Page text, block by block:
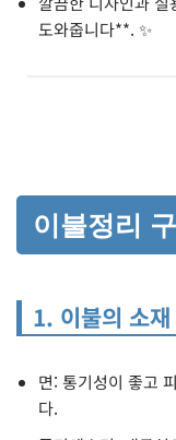
도와줍니다**. ✨
이불정리
1. 이불의 소
면: 통기성이 좋고
다.